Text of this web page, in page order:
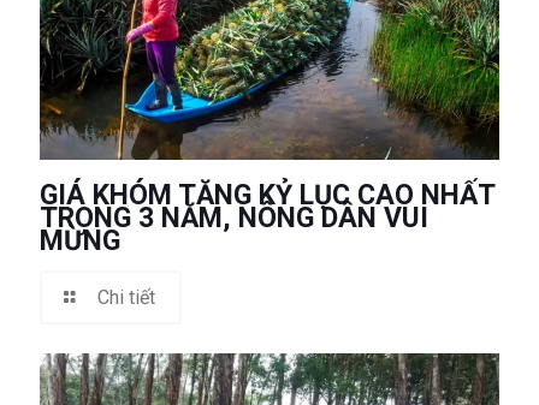
GIÁ KHÓM TĂNG KỶ LỤC CAO NHẤT
TRONG 3 NĂM, NÔNG DÂN VUI
MỪNG
Chi tiết